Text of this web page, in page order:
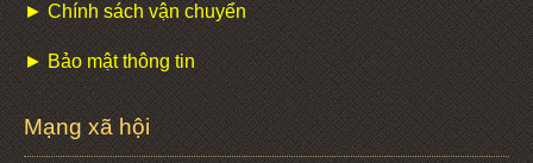
► Chính sách vận chuyển
► Bảo mật thông tin
Mạng xã hội